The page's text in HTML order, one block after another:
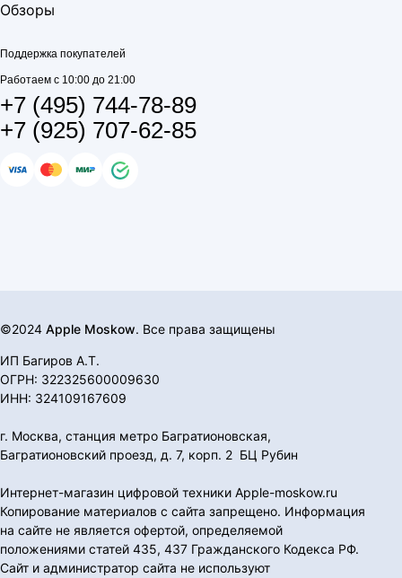
Обзоры
Поддержка покупателей
Работаем с 10:00 до 21:00
+7 (495) 744-78-89
+7 (925) 707-62-85
©2024 Apple Moskow. Все права защищены
ИП Багиров А.Т.
ОГРН: 322325600009630
ИНН: 324109167609
г. Москва, станция метро Багратионовская,
Багратионовский проезд, д. 7, корп. 2 БЦ Рубин
Интернет-магазин цифровой техники Apple-moskow.ru
Копирование материалов с сайта запрещено. Информация
на сайте не является офертой, определяемой
положениями статей 435, 437 Гражданского Кодекса РФ.
Сайт и администратор сайта не используют